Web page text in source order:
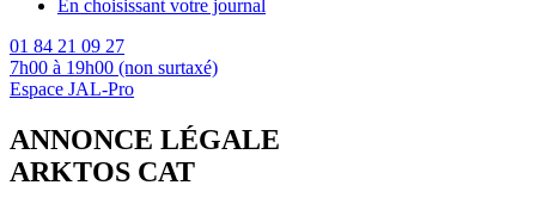
En choisissant votre journal
01 84 21 09 27
7h00 à 19h00 (non surtaxé)
Espace JAL-Pro
ANNONCE LÉGALE
ARKTOS CAT